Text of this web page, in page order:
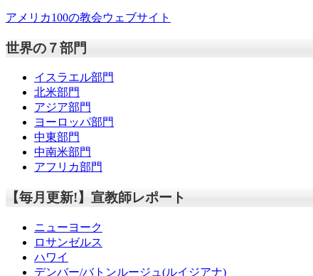
アメリカ100の教会ウェブサイト
世界の７部門
イスラエル部門
北米部門
アジア部門
ヨーロッパ部門
中東部門
中南米部門
アフリカ部門
【毎月更新!】宣教師レポート
ニューヨーク
ロサンゼルス
ハワイ
デンバー/バトンルージュ(ルイジアナ)